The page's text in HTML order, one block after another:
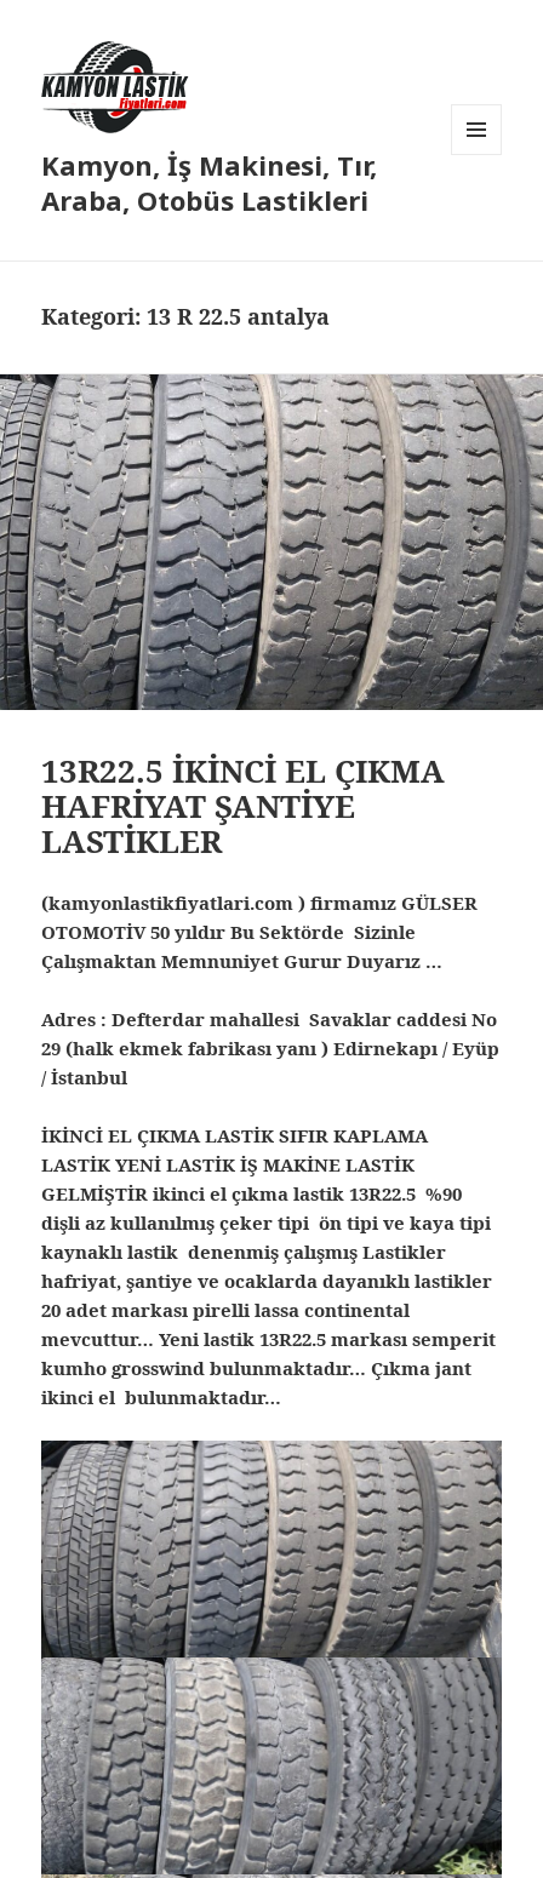
Kamyon, İş Makinesi, Tır,
Araba, Otobüs Lastikleri
Kategori:13 R 22.5 antalya
13R22.5 İKİNCİ EL ÇIKMA
HAFRİYAT ŞANTİYE
LASTİKLER
(kamyonlastikfiyatlari.com ) firmamız GÜLSER
OTOMOTİV 50 yıldır Bu Sektörde Sizinle
Çalışmaktan Memnuniyet Gurur Duyarız …
Adres : Defterdar mahallesi Savaklar caddesi No
29 (halk ekmek fabrikası yanı ) Edirnekapı / Eyüp
/ İstanbul
İKİNCİ EL ÇIKMA LASTİK SIFIR KAPLAMA
LASTİK YENİ LASTİK İŞ MAKİNE LASTİK
GELMİŞTİR ikinci el çıkma lastik 13R22.5 %90
dişli az kullanılmış çeker tipi ön tipi ve kaya tipi
kaynaklı lastik denenmiş çalışmış Lastikler
hafriyat, şantiye ve ocaklarda dayanıklı lastikler
20 adet markası pirelli lassa continental
mevcuttur… Yeni lastik 13R22.5 markası semperit
kumho grosswind bulunmaktadır… Çıkma jant
ikinci el bulunmaktadır…